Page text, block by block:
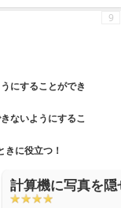
にすることができ
ないようにするこ
に役立つ！
9
計算機に写真を隠